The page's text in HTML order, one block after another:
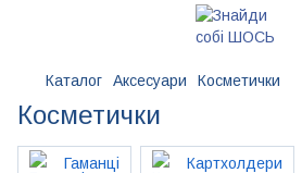
Каталог Аксесуари Косметички
Косметички
Гаманці Картхолдери